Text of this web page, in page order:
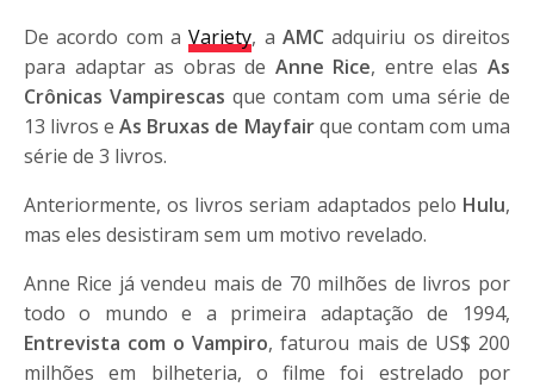
De acordo com aVariety, a AMC adquiriu os direitos
para adaptar as obras de Anne Rice, entre elas As
Crônicas Vampirescas que contam com uma série de
13 livros eAs Bruxas de Mayfairque contam com uma
série de 3 livros.
Anteriormente, os livros seriam adaptados pelo Hulu,
mas eles desistiram sem um motivo revelado.
Anne Rice já vendeu mais de 70 milhões de livros por
todo o mundo e a primeira adaptação de 1994,
Entrevista com o Vampiro, faturou mais de US$ 200
milhões em bilheteria, o filme foi estrelado por